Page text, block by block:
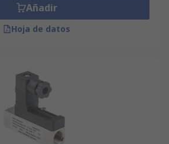
Añadir
Hoja de datos